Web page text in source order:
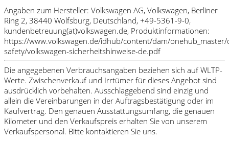
Angaben zum Hersteller: Volkswagen AG, Volkswagen, Berliner
Ring 2, 38440 Wolfsburg, Deutschland, +49-5361-9-0,
kundenbetreuung(at)volkswagen.de, Produktinformationen:
https://www.volkswagen.de/idhub/content/dam/
safety/volkswagen-sicherheitshinweise-de.pdf
Die angegebenen Verbrauchsangaben beziehen sich auf WLTP-
Werte. Zwischenverkauf und Irrtümer für dieses Angebot sind
ausdrücklich vorbehalten. Ausschlaggebend sind einzig und
allein die Vereinbarungen in der Auftragsbestätigung oder im
Kaufvertrag. Den genauen Ausstattungsumfang, die genauen
Kilometer und den Verkaufspreis erhalten Sie von unserem
Verkaufspersonal. Bitte kontaktieren Sie uns.